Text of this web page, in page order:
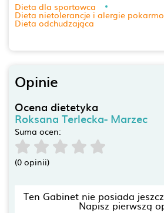
Dieta dla sportowca
Dieta nietolerancje i alergie
Dieta odchudzająca
Opinie
Ocena dietetyka
Roksana Terlecka- Marzec
Suma ocen:
(0 opinii)
Ten Gabinet nie posiada
Napisz pierwszą